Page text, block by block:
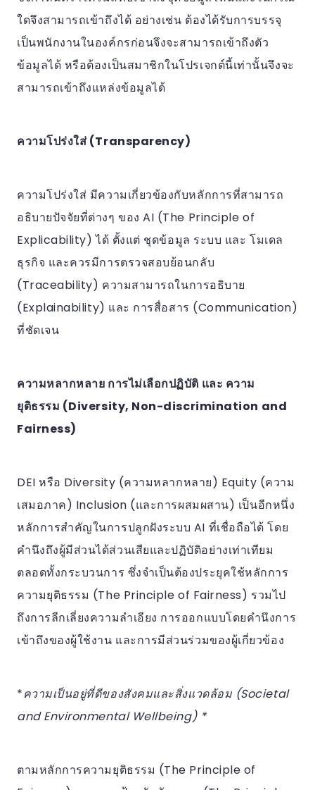
ใดจึงสามารถเข้าถึงได้ อย่างเช่น ต้องได้รับการบรรจุ
เป็นพนักงานในองค์กรก่อนจึงจะสามารถเข้าถึงตัว
ข้อมูลได้ หรือต้องเป็นสมาชิกในโปรเจกต์นี้เท่านั้นจึงจะ
สามารถเข้าถึงแหล่งข้อมูลได้
ความโปร่งใส่ (Transparency)
ความโปร่งใส่ มีความเกี่ยวข้องกับหลักการที่สามารถ
อธิบายปัจจัยที่ต่างๆ ของ AI (The Principle of
Explicability) ได้ ตั้งแต่ ชุดข้อมูล ระบบ และ โมเดล
ธุรกิจ และควรมีการตรวจสอบย้อนกลับ
(Traceability) ความสามารถในการอธิบาย
(Explainability) และ การสื่อสาร (Communication)
ที่ชัดเจน
ความหลากหลาย การไม่เลือกปฏิบัติ และ ความ
ยุติธรรม (Diversity, Non-discrimination and
Fairness)
DEI หรือ Diversity (ความหลากหลาย) Equity (ความ
เสมอภาค) Inclusion (และการผสมผสาน) เป็นอีกหนึ่ง
หลักการสำคัญในการปลูกฝังระบบ AI ที่เชื่อถือได้ โดย
คำนึงถึงผู้มีส่วนได้ส่วนเสียและปฏิบัติอย่างเท่าเทียม
ตลอดทั้งกระบวนการ ซึ่งจำเป็นต้องประยุคใช้หลักการ
ความยุติธรรม (The Principle of Fairness) รวมไป
ถึงการลีกเลี่ยงความลำเอียง การออกแบบโดยคำนึงการ
เข้าถึงของผู้ใช้งาน และการมีส่วนร่วมของผู้เกี่ยวข้อง
*ความเป็นอยู่ที่ดีของสังคมและสิ่งแวดล้อม (Societal
and Environmental Wellbeing) *
ตามหลักการความยุติธรรม (The Principle of